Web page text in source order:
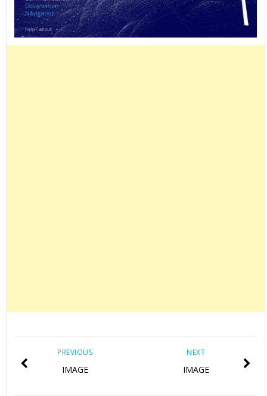
NEXT
IMAGE
PREVIOUS
IMAGE